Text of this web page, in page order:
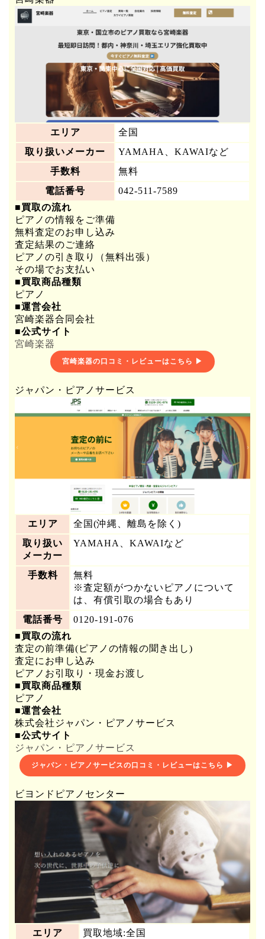
エリア
全国
取り扱いメーカー
YAMAHA、KAWAIなど
手数料
無料
電話番号
042-511-7589
■買取の流れ
ピアノの情報をご準備
無料査定のお申し込み
査定結果のご連絡
ピアノの引き取り（無料出張）
その場でお支払い
■買取商品種類
ピアノ
■運営会社
宮崎楽器合同会社
■公式サイト
宮崎楽器
宮崎楽器の口コミ・レビューはこちら ▶
ジャパン・ピアノサービス
エリア
全国(沖縄、離島を除く)
取り扱い
メーカー
YAMAHA、KAWAIなど
手数料
無料
※査定額がつかないピアノについて
は、有償引取の場合もあり
電話番号
0120-191-076
■買取の流れ
査定の前準備(ピアノの情報の聞き出し)
査定にお申し込み
ピアノお引取り・現金お渡し
■買取商品種類
ピアノ
■運営会社
株式会社ジャパン・ピアノサービス
■公式サイト
ジャパン・ピアノサービス
ジャパン・ピアノサービスの口コミ・レビューはこちら ▶
ビヨンドピアノセンター
エリア 買取地域:全国